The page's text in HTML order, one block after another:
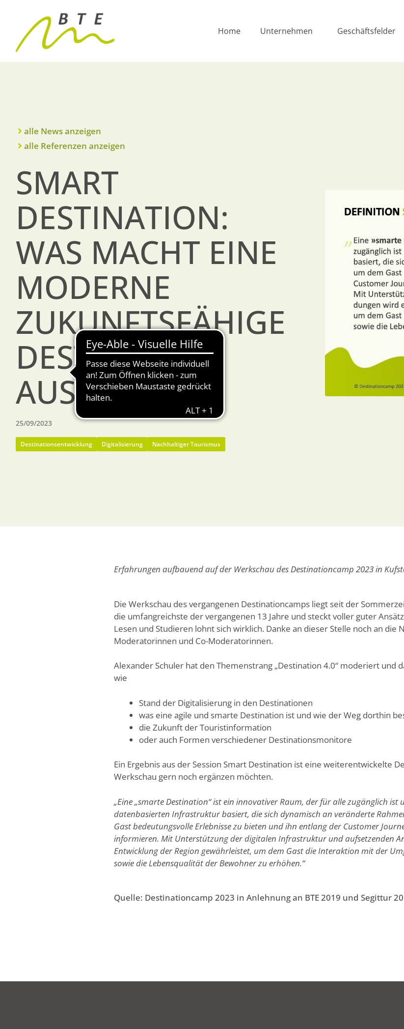
Home Unternehmen Geschäftsfelder
alle News anzeigen
alle Referenzen anzeigen
SMART
DESTINATION:
WAS MACHT EINE
MODERNE
ZUKUNFTSFÄHIGE
DESTINATION
AUS?
25/09/2023
Destinationsentwicklung Digitalisierung Nachhaltiger Tourismus
Erfahrungen aufbauend auf der Werkschau des Destinationcamp 2023 in
Die Werkschau des vergangenen Destinationcamps liegt seit der
die umfangreichste der vergangenen 13 Jahre und steckt voller guter
Lesen und Studieren lohnt sich wirklich. Danke an dieser Stelle noch an die
Moderatorinnen und Co-Moderatorinnen.
Alexander Schuler hat den Themenstrang „Destination 4.0“ moderiert und
wie
Stand der Digitalisierung in den Destinationen
was eine agile und smarte Destination ist und wie der Weg dorthin
die Zukunft der Touristinformation
oder auch Formen verschiedener Destinationsmonitore
Ein Ergebnis aus der Session Smart Destination ist eine weiterentwickelte
Werkschau gern noch ergänzen möchten.
„Eine „smarte Destination“ ist ein innovativer Raum, der für alle zugänglich
datenbasierten Infrastruktur basiert, die sich dynamisch an veränderte
Gast bedeutungsvolle Erlebnisse zu bieten und ihn entlang der Customer
informieren. Mit Unterstützung der digitalen Infrastruktur und aufsetzenden
Entwicklung der Region gewährleistet, um dem Gast die Interaktion mit der
sowie die Lebensqualität der Bewohner zu erhöhen.“
Quelle: Destinationcamp 2023 in Anlehnung an BTE 2019 und Segittur